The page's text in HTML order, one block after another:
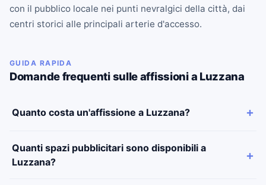
con il pubblico locale nei punti nevralgici della città, dai
centri storici alle principali arterie d'accesso.
GUIDA RAPIDA
Domande frequenti sulle affissioni a Luzzana
Quanto costa un'affissione a Luzzana?
Quanti spazi pubblicitari sono disponibili a
Luzzana?